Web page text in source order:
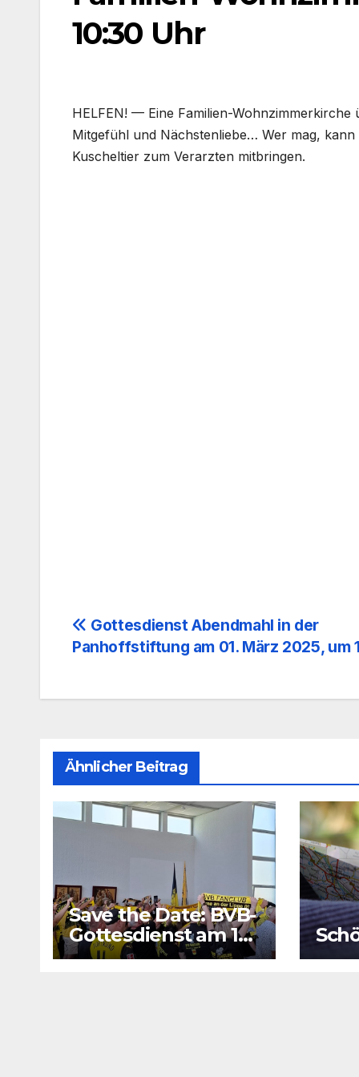
10:30 Uhr
HELFEN! — Eine Familien-Wohnzimmerkirche
Mit­ge­fühl und Nächs­ten­lie­be… Wer mag, kann
Kuschel­tier zum Ver­arz­ten mit­brin­gen.
Beitragsnavigation
Gottesdienst Abendmahl in der
Panhoffstiftung am 01. März 2025, um
Ähnlicher Beitrag
Save the Date: BVB-
Gottesdienst am 16.
August 2026